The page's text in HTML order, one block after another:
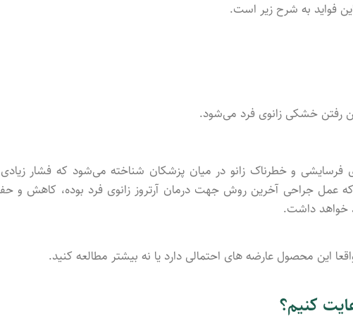
فواید به شرح زیر است.
رفتن خشکی زانوی فرد می‌شود.
فرسایشی و خطرناک زانو در میان پزشکان شناخته می‌شود که فشار
عمل جراحی آخرین روش جهت درمان آرتروز زانوی فرد بوده، کاهش و
خواهد داشت.
این محصول عارضه های احتمالی دارد یا نه بیشتر مطالعه کنید.
کنیم؟